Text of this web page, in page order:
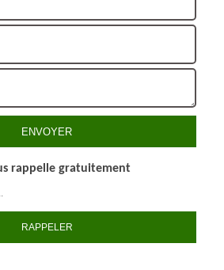
rappelle gratuitement